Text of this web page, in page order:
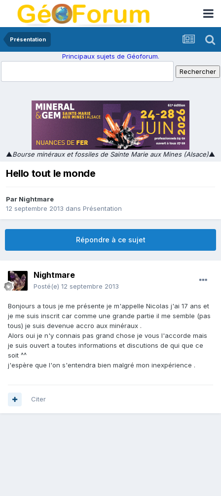
Présentation
Principaux sujets de Géoforum.
▲Bourse minéraux et fossiles de Sainte Marie aux Mines (Alsace)▲
Hello tout le monde
Par Nightmare
12 septembre 2013 dans Présentation
Répondre à ce sujet
Nightmare
Posté(e) 12 septembre 2013
Bonjours a tous je me présente je m'appelle Nicolas j'ai 17 ans et
je me suis inscrit car comme une grande partie il me semble (pas
tous) je suis devenue accro aux minéraux .
Alors oui je n'y connais pas grand chose je vous l'accorde mais
je suis ouvert a toutes informations et discutions de qui que ce
soit ^^
j'espère que l'on s'entendra bien malgré mon inexpérience .
Citer